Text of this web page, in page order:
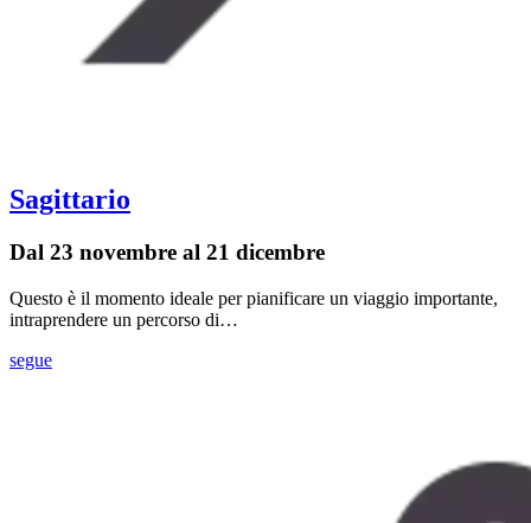
Sagittario
Dal 23 novembre al 21 dicembre
Questo è il momento ideale per pianificare un viaggio importante,
intraprendere un percorso di…
segue